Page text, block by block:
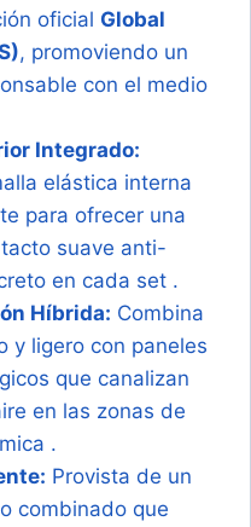
oficial Global
, promoviendo un
con el medio
Integrado:
elástica interna
para ofrecer una
suave anti-
en cada set .
Híbrida: Combina
y ligero con paneles
que canalizan
en las zonas de
.
Provista de un
combinado que